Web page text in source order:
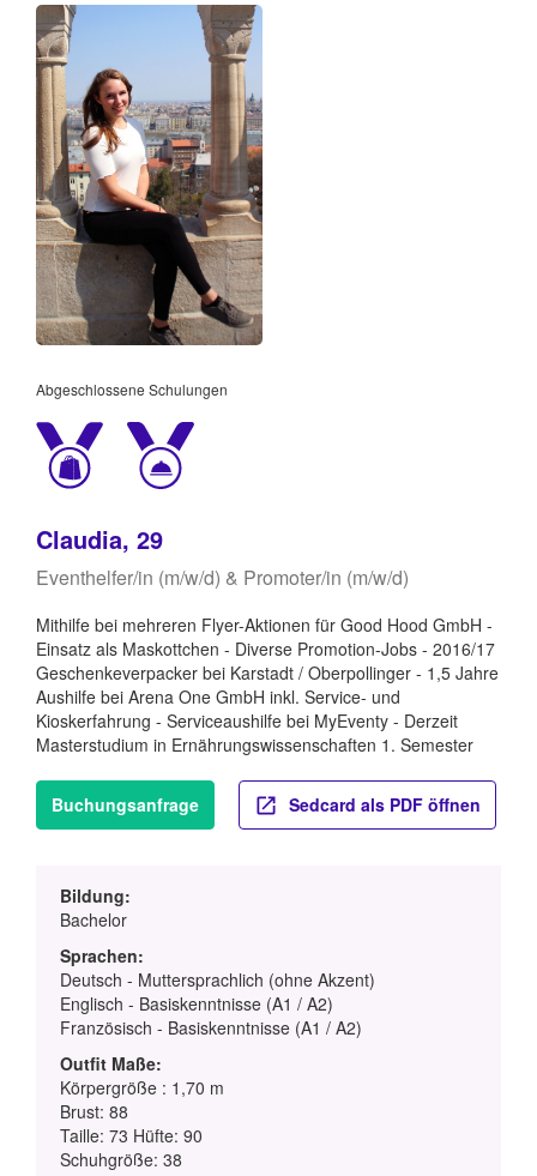
Abgeschlossene Schulungen
Claudia, 29
Eventhelfer/in (m/w/d) & Promoter/in (m/w/d)
Mithilfe bei mehreren Flyer-Aktionen für Good Hood GmbH -
Einsatz als Maskottchen - Diverse Promotion-Jobs - 2016/17
Geschenkeverpacker bei Karstadt / Oberpollinger - 1,5 Jahre
Aushilfe bei Arena One GmbH inkl. Service- und
Kioskerfahrung - Serviceaushilfe bei MyEventy - Derzeit
Masterstudium in Ernährungswissenschaften 1. Semester
Buchungsanfrage Sedcard als PDF öffnen
Bildung:
Bachelor
Sprachen:
Deutsch - Muttersprachlich (ohne Akzent)
Englisch - Basiskenntnisse (A1 / A2)
Französisch - Basiskenntnisse (A1 / A2)
Outfit Maße:
Körpergröße : 1,70 m
Brust: 88
Taille: 73 Hüfte: 90
Schuhgröße: 38